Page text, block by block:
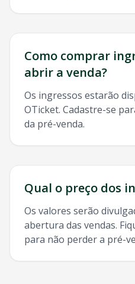
Como comprar
abrir a venda?
Os ingressos estarão
OTicket. Cadastre-se
da pré-venda.
Qual o preço dos
Os valores serão
abertura das vendas.
para não perder a pré-